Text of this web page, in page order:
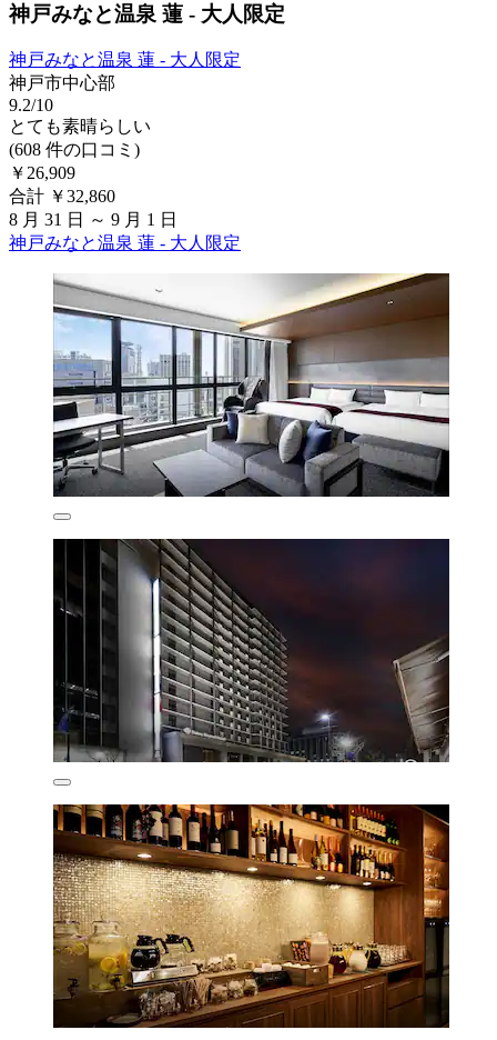
神戸みなと温泉 蓮 - 大人限定
神戸みなと温泉 蓮 - 大人限定
神戸市中心部
9.2/10
とても素晴らしい
(608 件の口コミ)
￥26,909
合計 ￥32,860
8 月 31 日 ～ 9 月 1 日
神戸みなと温泉 蓮 - 大人限定